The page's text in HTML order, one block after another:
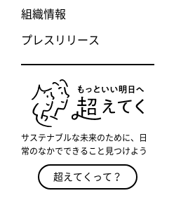
組織情報
プレスリリース
サステナブルな未来のために、日
常のなかでできること見つけよう
超えてくって？